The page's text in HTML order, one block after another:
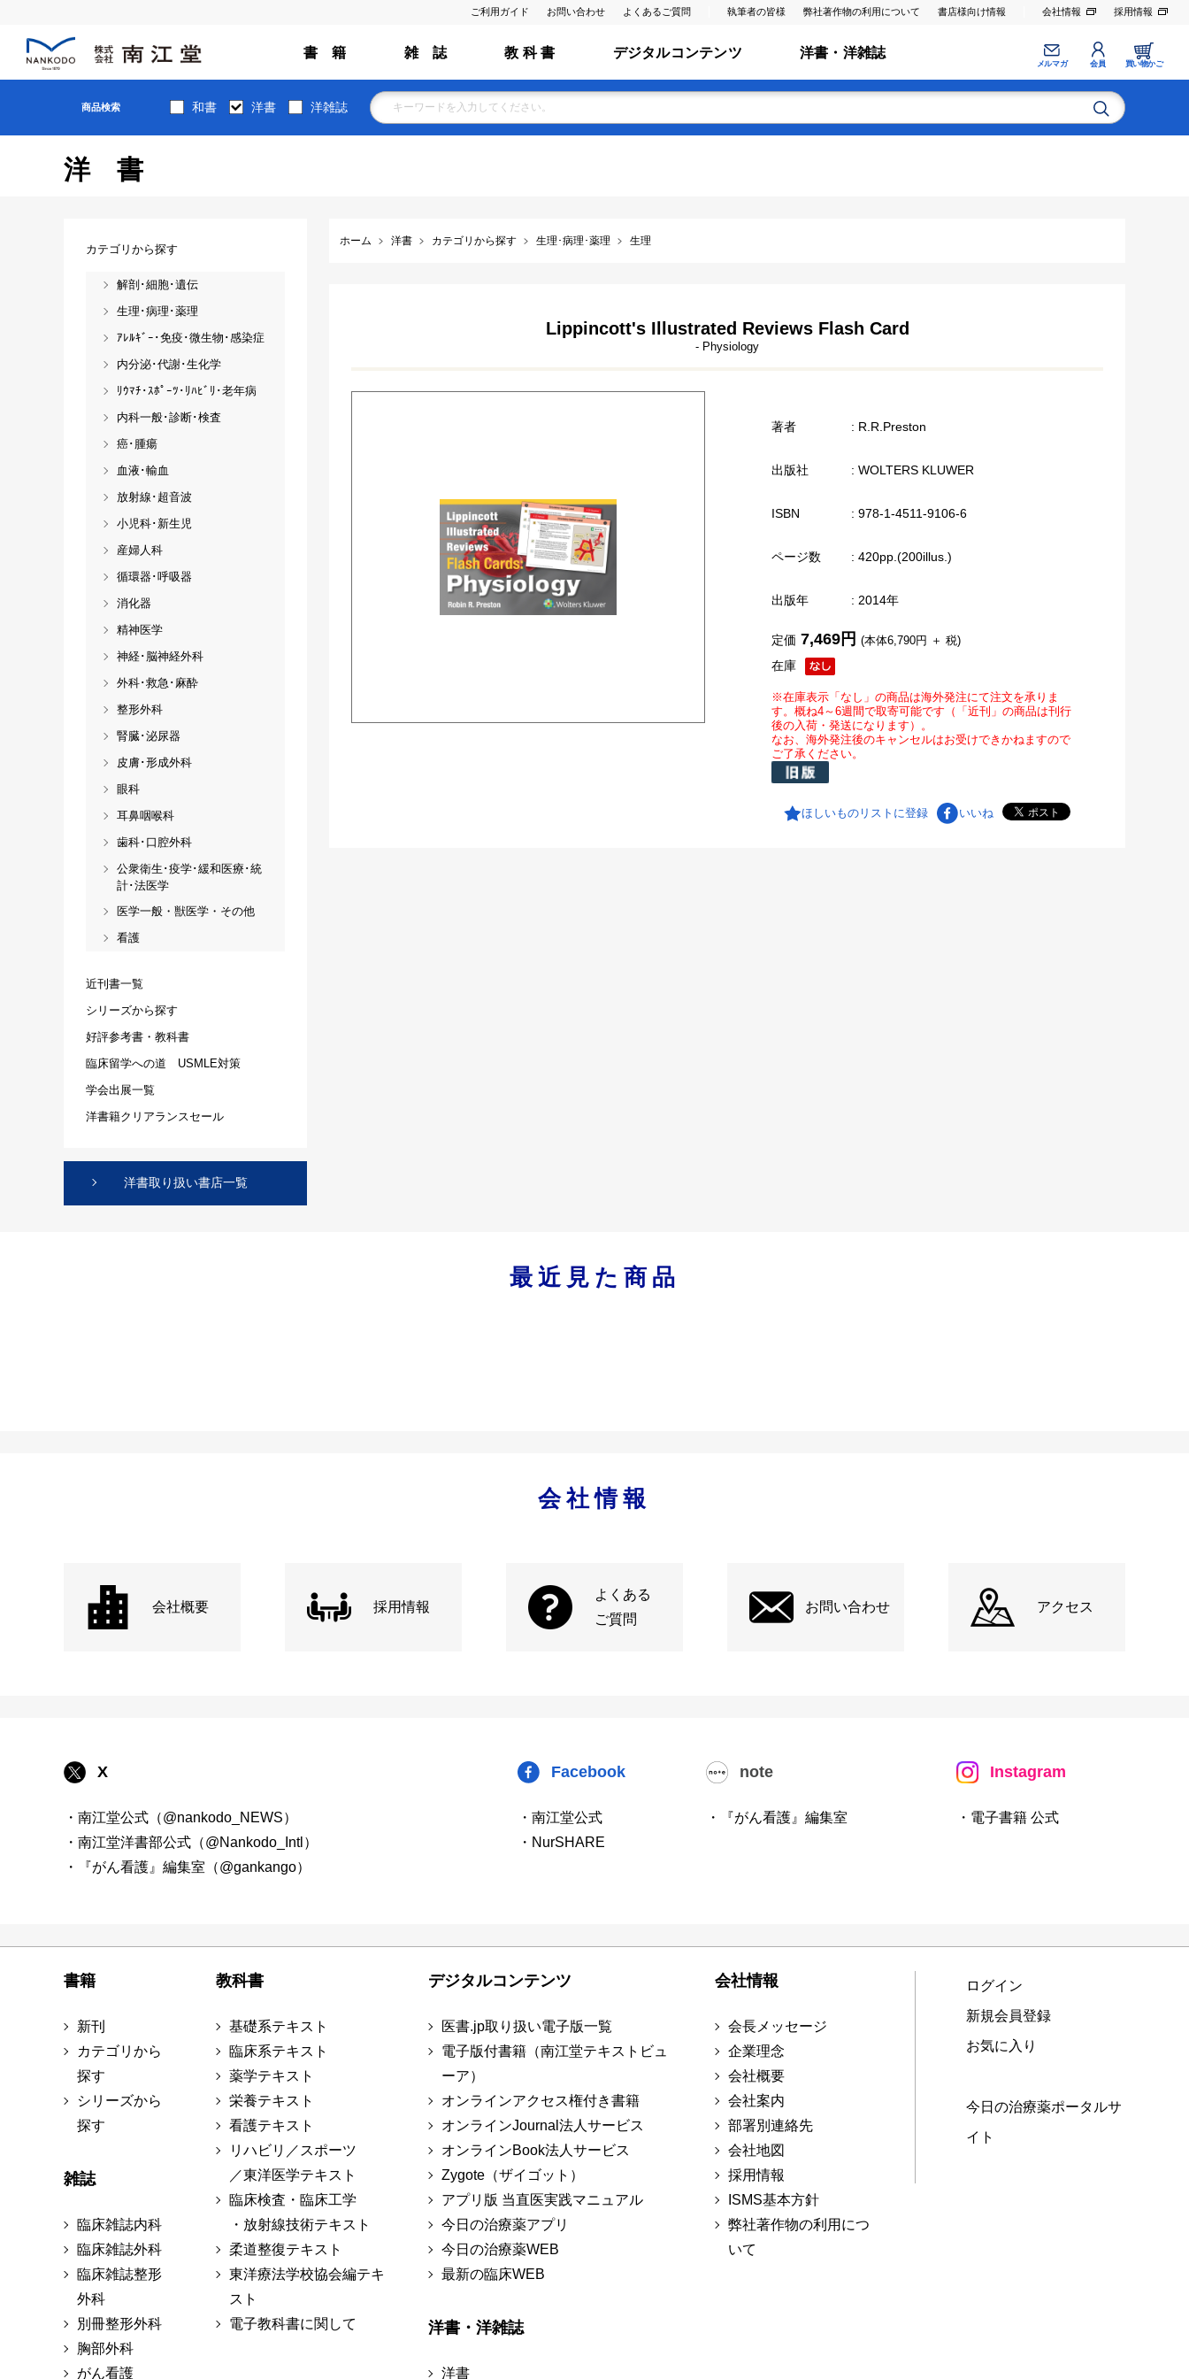
ご利用ガイド お問い合わせ よくあるご質問 執筆者の皆様 弊社著作物の利用について 書店様向け情報 会社情報 採用情報
書 籍 雑 誌 教 科 書 デジタルコンテンツ 洋書・洋雑誌
メルマガ 会員 買い物かご
商品検索 和書 洋書 洋雑誌
洋書
ホーム 洋書 カテゴリから探す 生理･病理･薬理 生理
Lippincott's Illustrated Reviews Flash Card
- Physiology
著者 : R.R.Preston
出版社 : WOLTERS KLUWER
ISBN : 978-1-4511-9106-6
ページ数 : 420pp.(200illus.)
出版年 : 2014年
在庫
定価 7,469円 (本体6,790円 ＋ 税)
※在庫表示「なし」の商品は海外発注にて注文を承りま
す。概ね4～6週間で取寄可能です（「近刊」の商品は刊行
後の入荷・発送になります）。
なお、海外発注後のキャンセルはお受けできかねますので
ご了承ください。
ほしいものリストに登録 いいね
カテゴリから探す
解剖･細胞･遺伝
生理･病理･薬理
ｱﾚﾙｷﾞｰ･免疫･微生物･感染症
内分泌･代謝･生化学
ﾘｳﾏﾁ･ｽﾎﾟｰﾂ･ﾘﾊﾋﾞﾘ･老年病
内科一般･診断･検査
癌･腫瘍
血液･輸血
放射線･超音波
小児科･新生児
産婦人科
循環器･呼吸器
消化器
精神医学
神経･脳神経外科
外科･救急･麻酔
整形外科
腎臓･泌尿器
皮膚･形成外科
眼科
耳鼻咽喉科
歯科･口腔外科
公衆衛生･疫学･緩和医療･統
計･法医学
医学一般・獣医学・その他
看護
近刊書一覧
シリーズから探す
好評参考書・教科書
臨床留学への道 USMLE対策
学会出展一覧
洋書籍クリアランスセール
洋書取り扱い書店一覧
最近見た商品
会社情報
会社概要 採用情報
よくある
ご質問
お問い合わせ アクセス
X
・南江堂公式（@nankodo_NEWS）
・南江堂洋書部公式（@Nankodo_Intl）
・『がん看護』編集室（@gankango）
Facebook
・南江堂公式
・NurSHARE
note
・『がん看護』編集室
Instagram
・電子書籍 公式
書籍
新刊
カテゴリから
探す
シリーズから
探す
雑誌
臨床雑誌内科
臨床雑誌外科
臨床雑誌整形
外科
別冊整形外科
胸部外科
がん看護
教科書
基礎系テキスト
臨床系テキスト
薬学テキスト
栄養テキスト
看護テキスト
リハビリ／スポーツ
／東洋医学テキスト
臨床検査・臨床工学
・放射線技術テキスト
柔道整復テキスト
東洋療法学校協会編テキ
スト
電子教科書に関して
デジタルコンテンツ
医書.jp取り扱い電子版一覧
電子版付書籍（南江堂テキストビュ
ーア）
オンラインアクセス権付き書籍
オンラインJournal法人サービス
オンラインBook法人サービス
Zygote（ザイゴット）
アプリ版 当直医実践マニュアル
今日の治療薬アプリ
今日の治療薬WEB
最新の臨床WEB
洋書・洋雑誌
洋書
会社情報
会長メッセージ
企業理念
会社概要
会社案内
部署別連絡先
会社地図
採用情報
ISMS基本方針
弊社著作物の利用につ
いて
ログイン
新規会員登録
お気に入り
今日の治療薬ポータルサ
イト